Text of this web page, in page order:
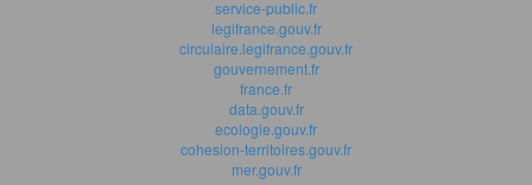
service-public.fr
legifrance.gouv.fr
circulaire.legifrance.gouv.fr
gouvernement.fr
france.fr
data.gouv.fr
ecologie.gouv.fr
cohesion-territoires.gouv.fr
mer.gouv.fr